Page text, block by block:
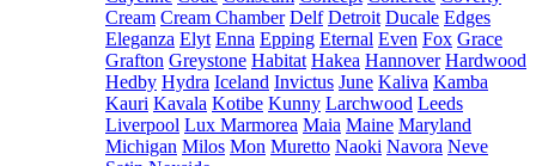
Cream Cream Chamber Delf Detroit Ducale Edges
Eleganza Elyt Enna Epping Eternal Even Fox Grace
Grafton Greystone Habitat Hakea Hannover Hardwood
Hedby Hydra Iceland Invictus June Kaliva Kamba
Kauri Kavala Kotibe Kunny Larchwood Leeds
Liverpool Lux Marmorea Maia Maine Maryland
Michigan Milos Mon Muretto Naoki Navora Neve